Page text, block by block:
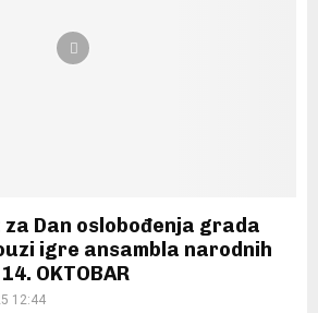
Dan oslobođenja grada
igre ansambla narodnih
OKTOBAR
12:44